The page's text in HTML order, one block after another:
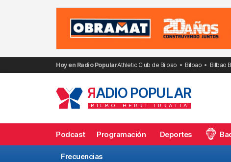
Hoy en Radio PopularAthletic Club de Bilbao Bilbao Bilbao
RADIO POPULAR
BILBO HERRI IRRATIA
Podcast Programación Deportes
Frecuencias